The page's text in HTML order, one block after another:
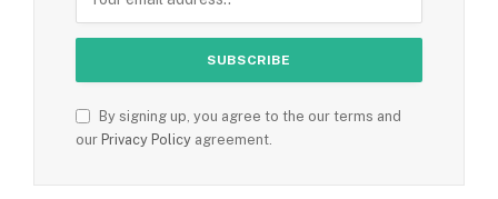
By signing up, you agree to the our terms and
ourPrivacy Policy agreement.